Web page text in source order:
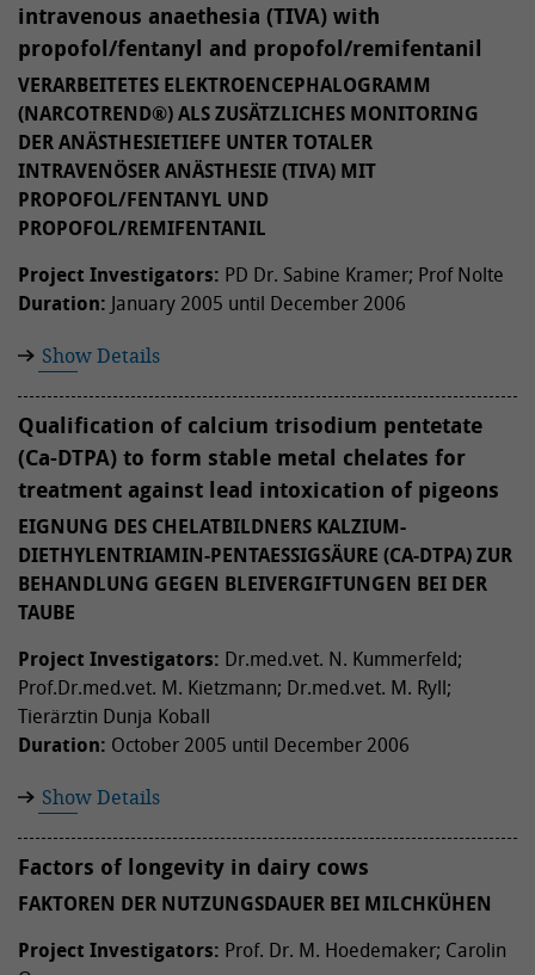
intravenous anaethesia (TIVA) with
propofol/fentanyl and propofol/remifentanil
VERARBEITETES ELEKTROENCEPHALOGRAMM
(NARCOTREND®) ALS ZUSÄTZLICHES MONITORING
DER ANÄSTHESIETIEFE UNTER TOTALER
INTRAVENÖSER ANÄSTHESIE (TIVA) MIT
PROPOFOL/FENTANYL UND
PROPOFOL/REMIFENTANIL
Project Investigators: PD Dr. Sabine Kramer; Prof Nolte
Duration: January 2005 until December 2006
Show Details
Qualification of calcium trisodium pentetate
(Ca-DTPA) to form stable metal chelates for
treatment against lead intoxication of pigeons
EIGNUNG DES CHELATBILDNERS KALZIUM-
DIETHYLENTRIAMIN-PENTAESSIGSÄURE (CA-DTPA) ZUR
BEHANDLUNG GEGEN BLEIVERGIFTUNGEN BEI DER
TAUBE
Project Investigators: Dr.med.vet. N. Kummerfeld;
Prof.Dr.med.vet. M. Kietzmann; Dr.med.vet. M. Ryll;
Tierärztin Dunja Koball
Duration: October 2005 until December 2006
Show Details
Factors of longevity in dairy cows
FAKTOREN DER NUTZUNGSDAUER BEI MILCHKÜHEN
Project Investigators: Prof. Dr. M. Hoedemaker; Carolin